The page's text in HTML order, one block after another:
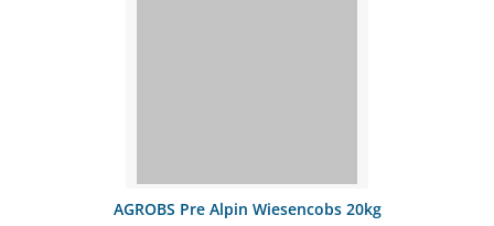
AGROBS Pre Alpin Wiesencobs 20kg